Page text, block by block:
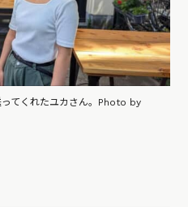
てくれたユカさん。Photo by